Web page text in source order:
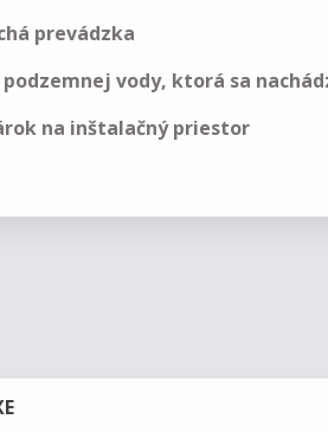
prevádzka
vody, ktorá sa
na inštalačný priestor